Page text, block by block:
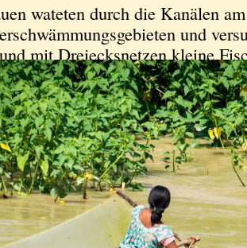
wateten durch die Kanälen
und
mit Dreiecksnetzen kleine
dem Markt zu präsentieren.